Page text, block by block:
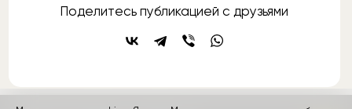
Поделитесь публикацией с друзьями